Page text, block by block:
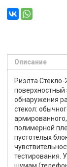
Описание
Риэлта
поверхностный
обнаружения
стекол:
полимерной
пустотелых
тестирования.